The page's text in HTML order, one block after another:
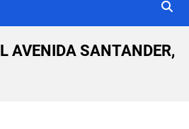
AVENIDA SANTANDER,